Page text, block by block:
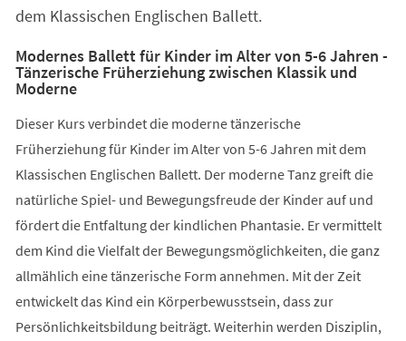
dem Klassischen Englischen Ballett.
Modernes Ballett für Kinder im Alter von 5-6 Jahren -
Tänzerische Früherziehung zwischen Klassik und
Moderne
Dieser Kurs verbindet die moderne tänzerische
Früherziehung für Kinder im Alter von 5-6 Jahren mit dem
Klassischen Englischen Ballett. Der moderne Tanz greift die
natürliche Spiel- und Bewegungsfreude der Kinder auf und
fördert die Entfaltung der kindlichen Phantasie. Er vermittelt
dem Kind die Vielfalt der Bewegungsmöglichkeiten, die ganz
allmählich eine tänzerische Form annehmen. Mit der Zeit
entwickelt das Kind ein Körperbewusstsein, dass zur
Persönlichkeitsbildung beiträgt. Weiterhin werden Disziplin,